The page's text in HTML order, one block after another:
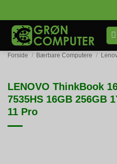
til
indhold
Forside / Bærbare Computere /
LENOVO ThinkBook
7535HS 16GB 256GB
11 Pro